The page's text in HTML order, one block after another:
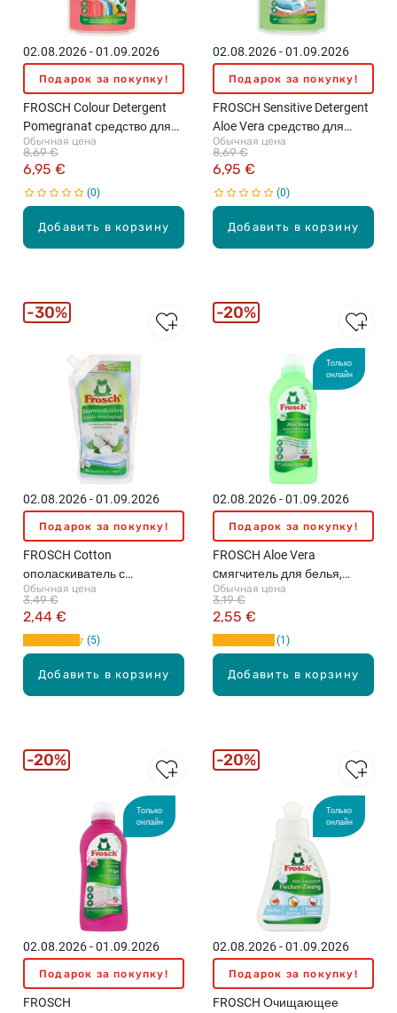
Добавить в корзину
02.08.2026 - 01.09.2026
Подарок за покупку!
FROSCH Colour Detergent
Pomegranat средство для
стирки белья, 1.5л
Обычная цена
6,95 €
8,69 €
0
Добавить в корзину
02.08.2026 - 01.09.2026
Подарок за покупку!
FROSCH Sensitive Detergent
Aloe Vera средство для
стирки белья, 1.5л
Обычная цена
6,95 €
8,69 €
0
Добавить в корзину
02.08.2026 - 01.09.2026
Подарок за покупку!
FROSCH Cotton
ополаскиватель с
ароматом цветков хлопка
для белья, 1л
Обычная цена
2,44 €
3,49 €
5
30%
Только
онлайн
Добавить в корзину
02.08.2026 - 01.09.2026
Подарок за покупку!
FROSCH Aloe Vera
cмягчитель для белья,
750мл
Обычная цена
2,55 €
3,19 €
1
20%
Только
онлайн
02.08.2026 - 01.09.2026
Подарок за покупку!
FROSCH
20%
Только
онлайн
02.08.2026 - 01.09.2026
Подарок за покупку!
FROSCH Очищающее
20%